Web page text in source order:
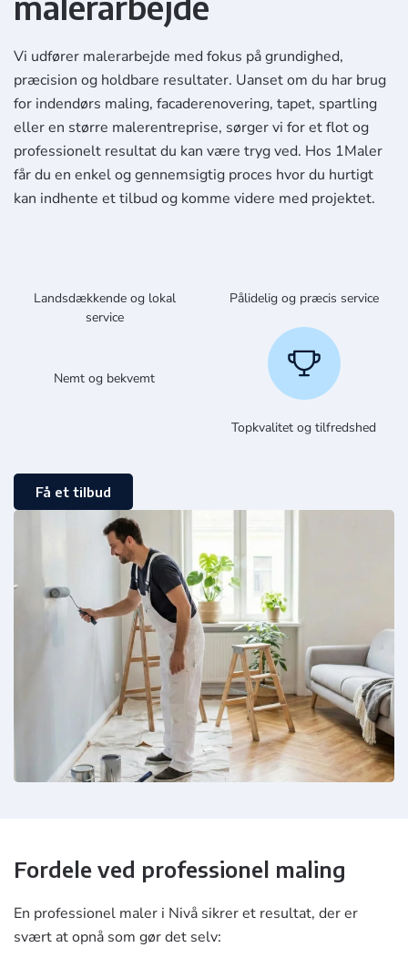
Vi udfører malerarbejde med fokus på grundighed,
præcision og holdbare resultater. Uanset om du har brug
for indendørs maling, facaderenovering, tapet, spartling
eller en større malerentreprise, sørger vi for et flot og
professionelt resultat du kan være tryg ved. Hos 1Maler
får du en enkel og gennemsigtig proces hvor du hurtigt
kan indhente et tilbud og komme videre med projektet.
Landsdækkende og lokal
service
Pålidelig og præcis service
Nemt og bekvemt
Topkvalitet og tilfredshed
Få et tilbud
Fordele ved professionel maling
En professionel maler i Nivå sikrer et resultat, der er
svært at opnå som gør det selv: